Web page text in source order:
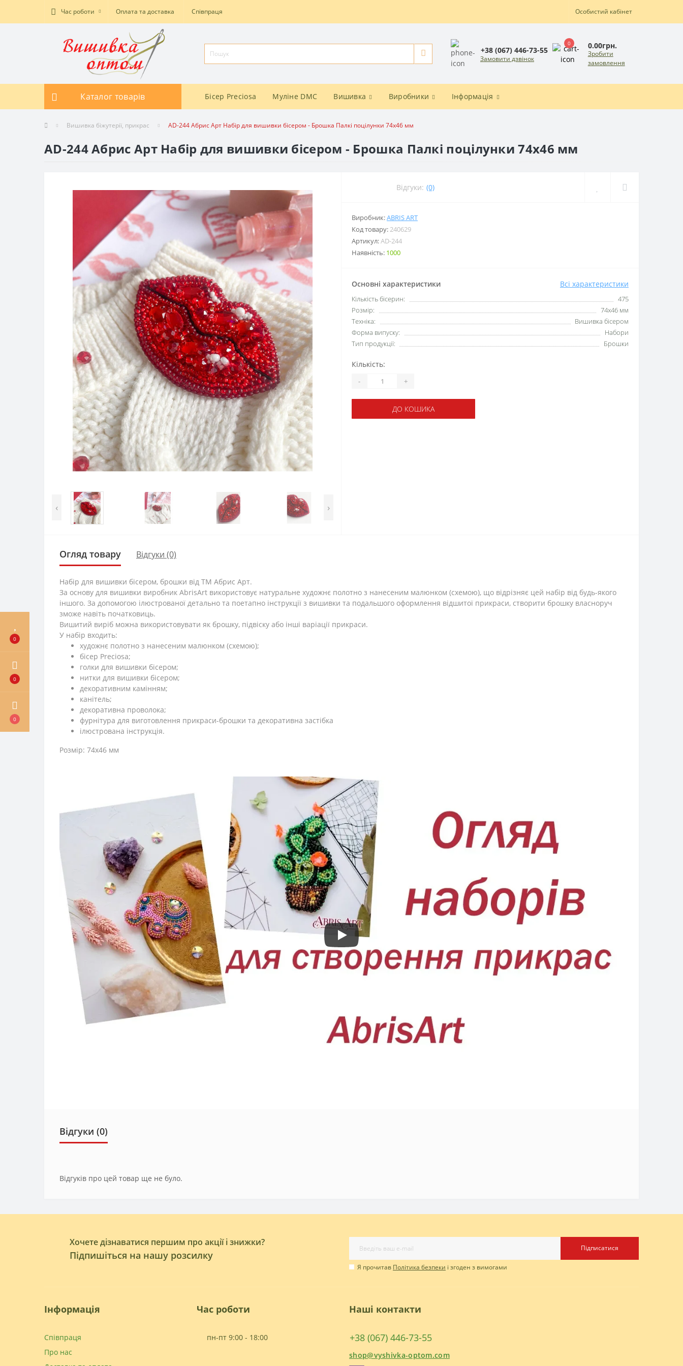
0
0
0
Час роботи Оплата та доставка Співпраця Особистий кабінет
+38 (067) 446-73-55
Замовити дзвінок
0 0.00грн.
Зробити
замовлення
Каталог товарів Бісер Preciosa Муліне DMC Вишивка Виробники Інформація
Вишивка біжутерії, прикрас AD-244 Абрис Арт Набір для вишивки бісером - Брошка Палкі поцілунки 74x46 мм
AD-244 Абрис Арт Набір для вишивки бісером - Брошка Палкі поцілунки 74x46 мм
‹ ›
Відгуки: (0)
Виробник:ABRIS ART
Код товару:240629
Артикул:AD-244
Наявність: 1000
Основні характеристики Всі характеристики
Кількість бісерин:
475
Розмір:
74x46 мм
Техніка:
Вишивка бісером
Форма випуску:
Набори
Тип продукції:
Брошки
Кількість:
- +
ДО КОШИКА
Огляд товару Відгуки (0)
Набір для вишивки бісером, брошки від ТМ Абрис Арт.
За основу для вишивки виробник AbrisArt використовує натуральне художнє полотно з нанесеним малюнком (схемою), що відрізняє цей набір від будь-якого
іншого. За допомогою ілюстрованої детально та поетапно інструкції з вишивки та подальшого оформлення відшитої прикраси, створити брошку власноруч
зможе навіть початковиць.
Вишитий виріб можна використовувати як брошку, підвіску або інші варіації прикраси.
У набір входить:
художнє полотно з нанесеним малюнком (схемою);
бісер Preciosa;
голки для вишивки бісером;
нитки для вишивки бісером;
декоративним камінням;
канітель;
декоративна проволока;
фурнітура для виготовлення прикраси-брошки та декоративна застібка
ілюстрована інструкція.
Розмір: 74x46 мм
Відгуки (0)
Відгуків про цей товар ще не було.
Хочете дізнаватися першим про акції і знижки?
Підпишіться на нашу розсилку
Підписатися
Я прочитав Політика безпеки і згоден з вимогами
Інформація
Співпраця
Про нас
Час роботи
пн-пт 9:00 - 18:00
Наші контакти
+38 (067) 446-73-55
shop@vyshivka-optom.com